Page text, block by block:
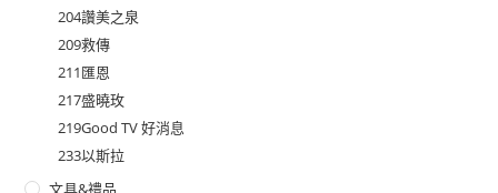
204讚美之泉
209救傳
211匯恩
217盛曉玫
219Good TV 好消息
233以斯拉
文具&禮品